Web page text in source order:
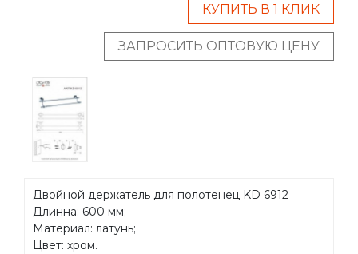
КУПИТЬ В 1 КЛИК
ЗАПРОСИТЬ ОПТОВУЮ ЦЕНУ
Двойной держатель для полотенец KD 6912
Длинна: 600 мм;
Материал: латунь;
Цвет: хром.